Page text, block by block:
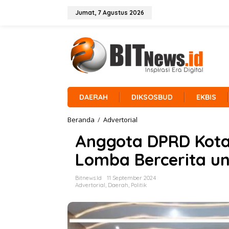
Jumat, 7 Agustus 2026
DAERAH DIKSOSBUD EKBIS
Beranda / Advertorial
g
g
o
t
a
D
R
D
K
Anggota DPRD
Lomba Bercerita
Bitnews.id
11 September 2024
Advertorial, Daerah, Politik